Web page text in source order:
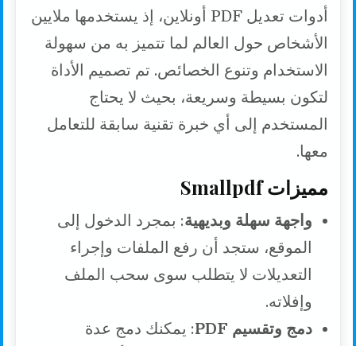
أدوات تعديل PDF أونلاين، إذ يستخدمها ملايين
الأشخاص حول العالم لما تتميز به من سهولة
الاستخدام وتنوع الخصائص. تم تصميم الأداة
لتكون بسيطة وسريعة، بحيث لا يحتاج
المستخدم إلى أي خبرة تقنية سابقة للتعامل
معها.
مميزات Smallpdf
واجهة سهلة وبديهية: بمجرد الدخول إلى
الموقع، ستجد أن رفع الملفات وإجراء
التعديلات لا يتطلب سوى سحب الملف
وإفلاته.
دمج وتقسيم PDF
: يمكنك دمج عدة